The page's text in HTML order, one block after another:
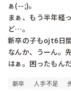
ぁ(--;)。
まぁ、もう半年経
ど…。
新卒の子もojt6日
なんか、うーん。
はぁ。困ったもん
新卒 人手不足